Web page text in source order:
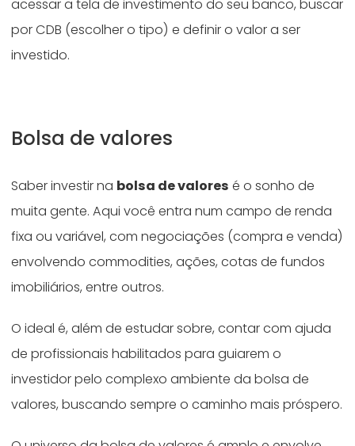
acessar a tela de investimento do seu banco, buscar
por CDB (escolher o tipo) e definir o valor a ser
investido.
Bolsa de valores
Saber investir na bolsa de valores é o sonho de
muita gente. Aqui você entra num campo de renda
fixa ou variável, com negociações (compra e venda)
envolvendo commodities, ações, cotas de fundos
imobiliários, entre outros.
O ideal é, além de estudar sobre, contar com ajuda
de profissionais habilitados para guiarem o
investidor pelo complexo ambiente da bolsa de
valores, buscando sempre o caminho mais próspero.